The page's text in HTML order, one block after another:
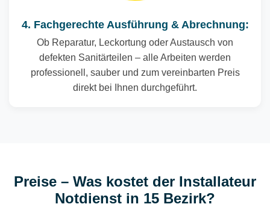
4. Fachgerechte Ausführung & Abrechnung:
Ob Reparatur, Leckortung oder Austausch von
defekten Sanitärteilen – alle Arbeiten werden
professionell, sauber und zum vereinbarten Preis
direkt bei Ihnen durchgeführt.
Preise – Was kostet der Installateur
Notdienst in 15 Bezirk?